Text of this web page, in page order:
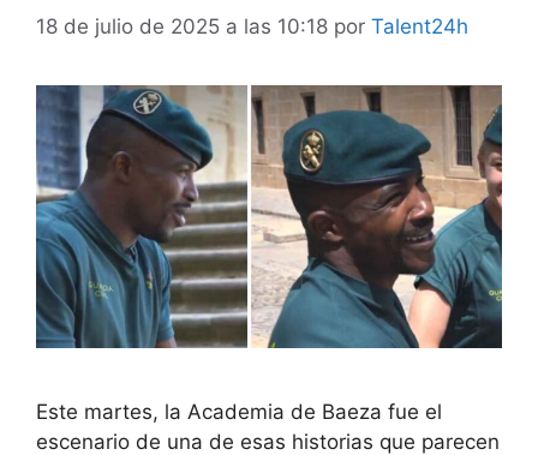
18 de julio de 2025 a las 10:18 por Talent24h
Este martes, la Academia de Baeza fue el
escenario de una de esas historias que parecen